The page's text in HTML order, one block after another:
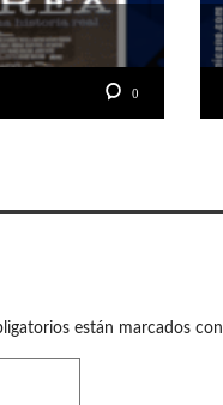
0
están marcados con